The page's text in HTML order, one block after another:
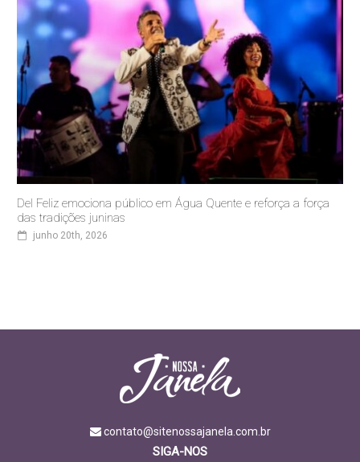
Del Feliz emociona público em Água Quente e reforça a força
das tradições juninas
junho 20th, 2026
contato@sitenossajanela.com.br
SIGA-NOS